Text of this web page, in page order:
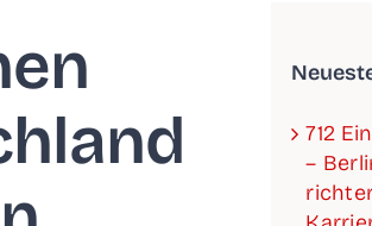
712
–